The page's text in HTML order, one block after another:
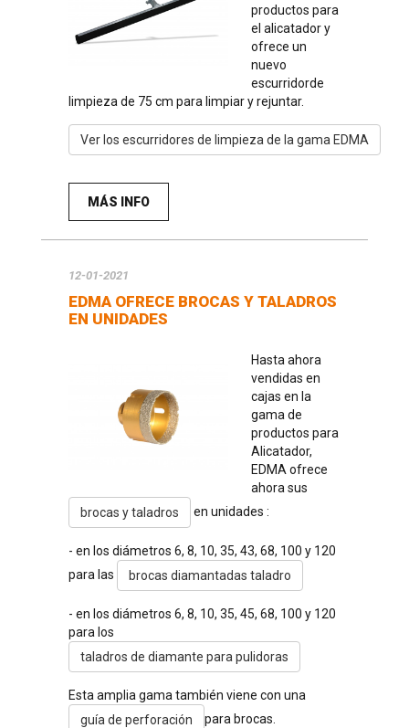
productos para
el alicatador y
ofrece un
nuevo
escurridorde
limpieza de 75 cm para limpiar y rejuntar.
Ver los escurridores de limpieza de la gama EDMA
MÁS INFO
12-01-2021
EDMA OFRECE BROCAS Y TALADROS
EN UNIDADES
Hasta ahora
vendidas en
cajas en la
gama de
productos para
Alicatador,
EDMA ofrece
ahora sus
brocas y taladros
en unidades :
- en los diámetros 6, 8, 10, 35, 43, 68, 100 y 120
para las
brocas diamantadas taladro
- en los diámetros 6, 8, 10, 35, 45, 68, 100 y 120
para los
taladros de diamante para pulidoras
Esta amplia gama también viene con una
guía de perforación
para brocas.